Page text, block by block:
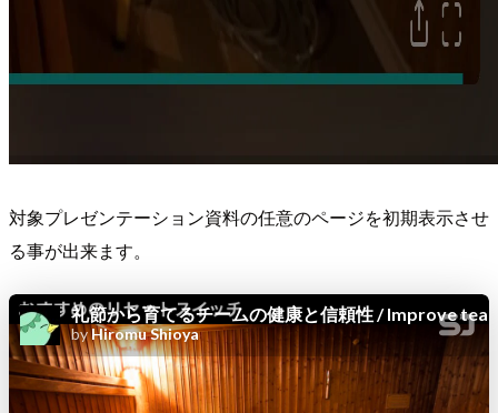
対象プレゼンテーション資料の任意のページを初期表示させ
る事が出来ます。